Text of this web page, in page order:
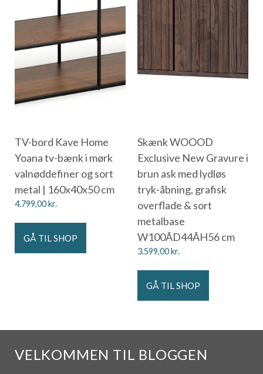
TV-bord Kave Home
Yoana tv-bænk i mørk
valnøddefiner og sort
metal | 160x40x50 cm
4.799,00kr.
GÅ TIL SHOP
Skænk WOOOD
Exclusive New Gravure i
brun ask med lydløs
tryk-åbning, grafisk
overflade & sort
metalbase
W100ÃD44ÃH56 cm
3.599,00kr.
GÅ TIL SHOP
VELKOMMEN TIL BLOGGEN